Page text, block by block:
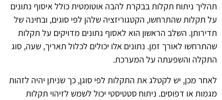
תהליך ניתוח תקלות בבקרת להבה אוטומטית כולל איסוף נתונים
על תקלות שהתרחשו, הקטגוריזציה שלהן לפי סוגים, ובחינה של
תדירותן. השלב הראשון הוא לאסוף נתונים מדויקים על תקלות
שהתרחשו לאורך זמן. נתונים אלו יכולים לכלול תאריך, שעה, סוג
התקלה והשפעתה על המערכת.
לאחר מכן, יש לקטלג את התקלות לפי סוגן, כך שניתן יהיה לזהות
מגמות או דפוסים. ניתוח סטטיסטי יכול לשמש לזיהוי תקלות